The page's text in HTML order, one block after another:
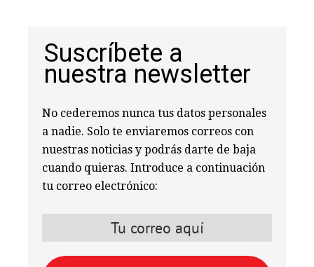
Suscríbete a
nuestra newsletter
No cederemos nunca tus datos personales
a nadie. Solo te enviaremos correos con
nuestras noticias y podrás darte de baja
cuando quieras. Introduce a continuación
tu correo electrónico: